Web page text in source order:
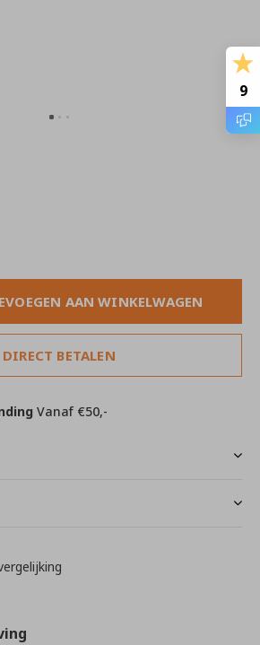
AAN WINKELWAGEN
DIRECT BETALEN
Vanaf €50,-
9